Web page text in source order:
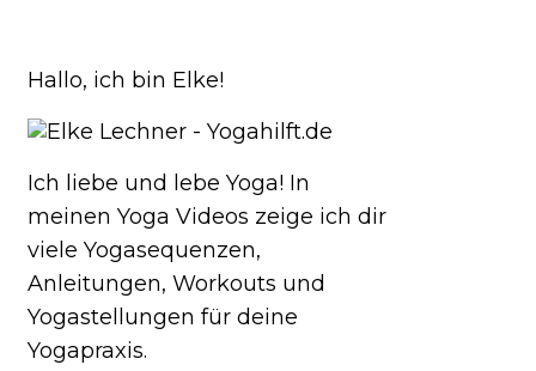
Hallo, ich bin Elke!
Ich liebe und lebe Yoga! In
meinen Yoga Videos zeige ich dir
viele Yogasequenzen,
Anleitungen, Workouts und
Yogastellungen für deine
Yogapraxis.